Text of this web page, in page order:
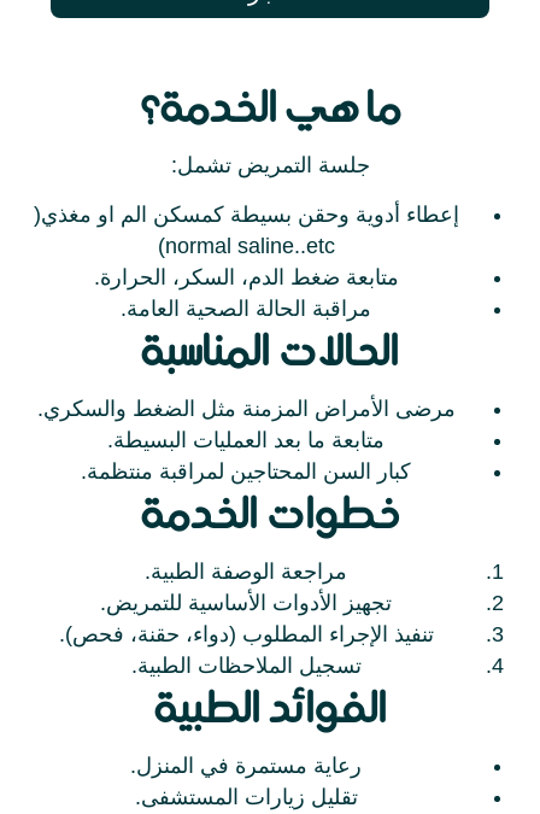
ما هي الخدمة؟
جلسة التمريض تشمل:
إعطاء أدوية وحقن بسيطة كمسكن الم او مغذي(
normal saline..etc)
متابعة ضغط الدم، السكر، الحرارة.
مراقبة الحالة الصحية العامة.
الحالات المناسبة
مرضى الأمراض المزمنة مثل الضغط والسكري.
متابعة ما بعد العمليات البسيطة.
كبار السن المحتاجين لمراقبة منتظمة.
خطوات الخدمة
مراجعة الوصفة الطبية.
تجهيز الأدوات الأساسية للتمريض.
تنفيذ الإجراء المطلوب (دواء، حقنة، فحص).
تسجيل الملاحظات الطبية.
الفوائد الطبية
رعاية مستمرة في المنزل.
تقليل زيارات المستشفى.